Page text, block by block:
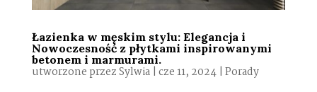
Łazienka w męskim stylu: Elegancja i
Nowoczesność z płytkami inspirowanymi
betonem i marmurami.
utworzone przezSylwia| cze 11, 2024| Porady